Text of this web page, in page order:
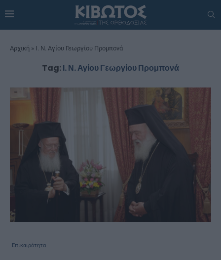
Αρχική » Ι. Ν. Αγίου Γεωργίου Προμπονά
Tag:Ι. Ν. Αγίου Γεωργίου Προμπονά
Επικαιρότητα